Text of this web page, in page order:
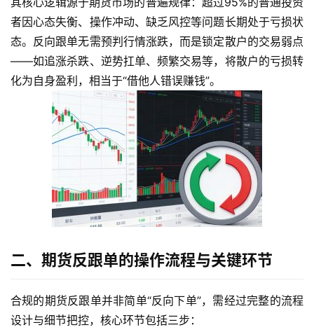
者因心态失衡、操作冲动、缺乏风控等问题长期处于亏损状
态。反向跟单无需预判行情涨跌，而是锁定散户的交易弱点
——如追涨杀跌、逆势扛单、频繁交易等，将散户的亏损转
化为自身盈利，相当于“借他人错误赚钱”。
二、期货反跟单的操作流程与关键环节
合规的期货反跟单并非简单“反向下单”，需经过完整的流程
设计与细节把控，核心环节包括三步：